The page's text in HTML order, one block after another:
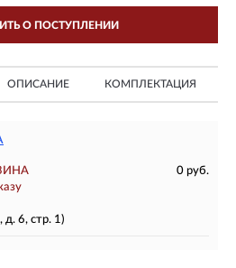
О ПОСТУПЛЕНИИ
ОПИСАНИЕ КОМПЛЕКТАЦИЯ
0 руб.
6, стр. 1)